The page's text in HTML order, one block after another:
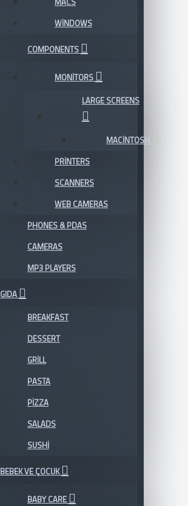
WINDOWS
COMPONENTS
MONITORS
LARGE SCREENS
MACINTOSH
PRINTERS
SCANNERS
WEB CAMERAS
PHONES & PDAS
CAMERAS
MP3 PLAYERS
GIDA
BREAKFAST
DESSERT
GRILL
PASTA
PIZZA
SALADS
SUSHI
BEBEK VE ÇOCUK
BABY CARE